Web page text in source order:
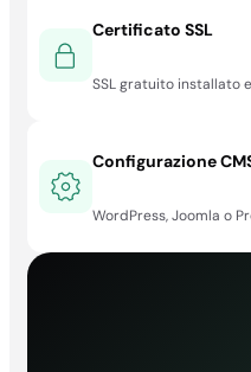
Certificato SSL
SSL gratuito installato
Configurazione
WordPress, Joomla o